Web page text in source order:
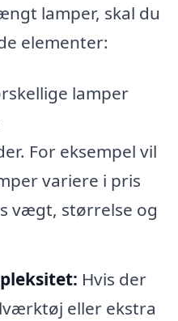
lamper, skal du
elementer:
lamper
For eksempel vil
variere i pris
vægt, størrelse og
Hvis der
eller ekstra